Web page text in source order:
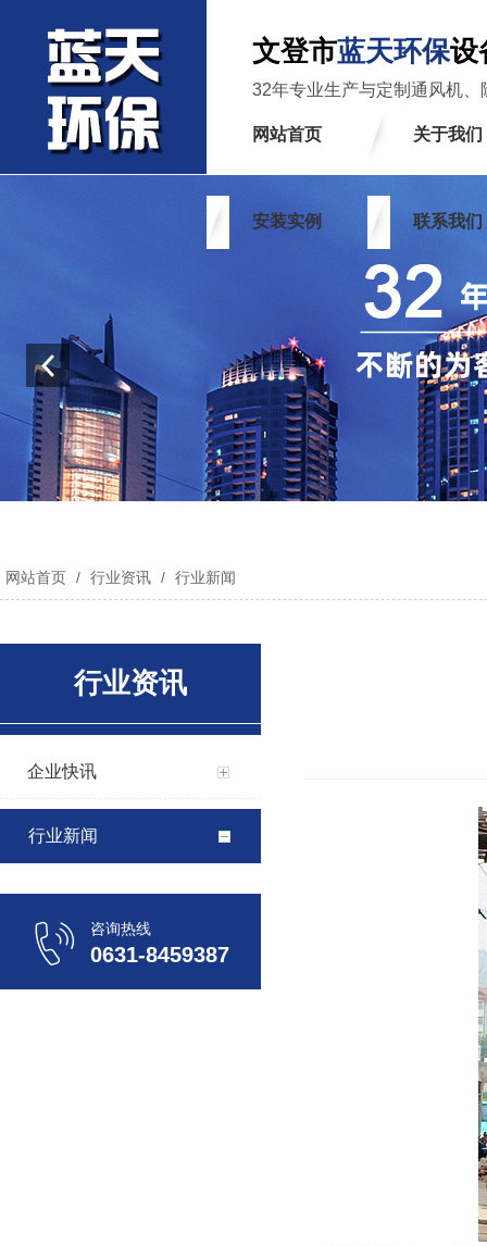
文登市蓝天环保设
32年专业生产与定制通风机、
网站首页 关于我们
安装实例 联系我们
网站首页 / 行业资讯 / 行业新闻
行业资讯
企业快讯
行业新闻
咨询热线
0631-8459387